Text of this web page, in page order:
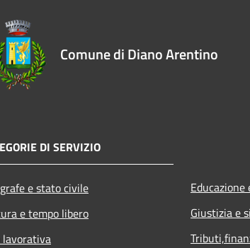
Comune di Diano Arentino
DI SERVIZIO
e stato civile
e tempo libero
Giustizia e